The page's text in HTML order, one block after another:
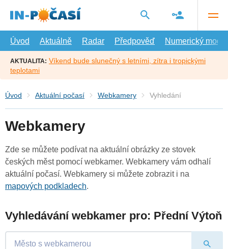
hlavní
Úvod
Aktuálně Radar Předpověď Numerický model
AKTUALITA: Víkend bude slunečný s letními, zítra i tropickými
teplotami
Úvod Aktuální počasí Webkamery Vyhledání
Webkamery
Zde se můžete podívat na aktuální obrázky ze stovek
českých měst pomocí webkamer. Webkamery vám odhalí
aktuální počasí. Webkamery si můžete zobrazit i na
mapových podkladech.
Vyhledávání webkamer pro: Přední Výtoň